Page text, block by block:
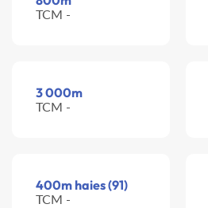
TCM -
3 000m
TCM -
400m haies (91)
TCM -